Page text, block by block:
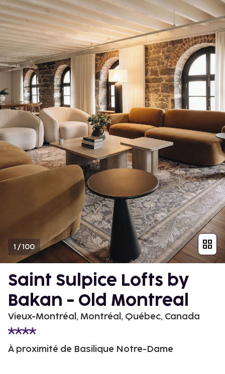
1 /100
Saint Sulpice Lofts by
Bakan - Old Montreal
Vieux-Montréal, Montréal, Québec, Canada
À proximité de Basilique Notre-Dame